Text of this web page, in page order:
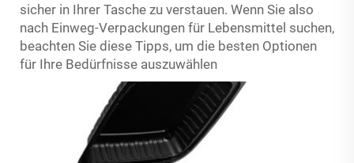
sicher in Ihrer Tasche zu verstauen. Wenn Sie also
nach Einweg-Verpackungen für Lebensmittel suchen,
beachten Sie diese Tipps, um die besten Optionen
für Ihre Bedürfnisse auszuwählen